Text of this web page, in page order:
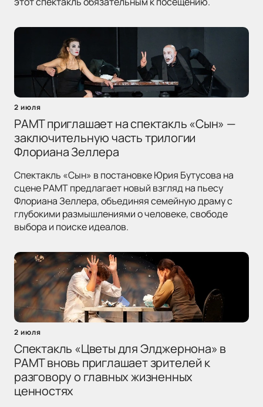
2 июля
РАМТ приглашает на спектакль «Сын» —
заключительную часть трилогии
Флориана Зеллера
Спектакль «Сын» в постановке Юрия Бутусова на
сцене РАМТ предлагает новый взгляд на пьесу
Флориана Зеллера, объединяя семейную драму с
глубокими размышлениями о человеке, свободе
выбора и поиске идеалов.
2 июля
Спектакль «Цветы для Элджернона» в
РАМТ вновь приглашает зрителей к
разговору о главных жизненных
ценностях